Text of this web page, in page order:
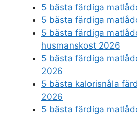
5 bästa färdiga
5 bästa färdiga
5 bästa färdiga
husmanskost 2026
5 bästa färdiga
2026
5 bästa kalorisnåla
2026
5 bästa färdiga